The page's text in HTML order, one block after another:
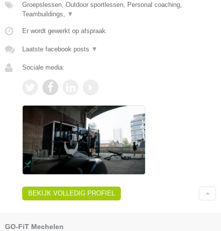
Groepslessen, Outdoor sportlessen, Personal coaching,
Teambuildings,
▼
Er wordt gewerkt op afspraak.
Laatste facebook posts ▼
Sociale media:
BEKIJK VOLLEDIG PROFIEL
GO-FiT Mechelen